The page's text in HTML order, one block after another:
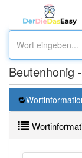
Beutenhonig -